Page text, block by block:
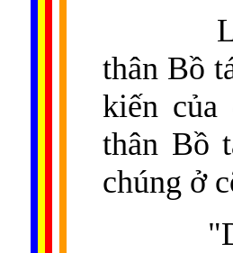
thân Bồ
kiến của
thân Bồ
chúng ở